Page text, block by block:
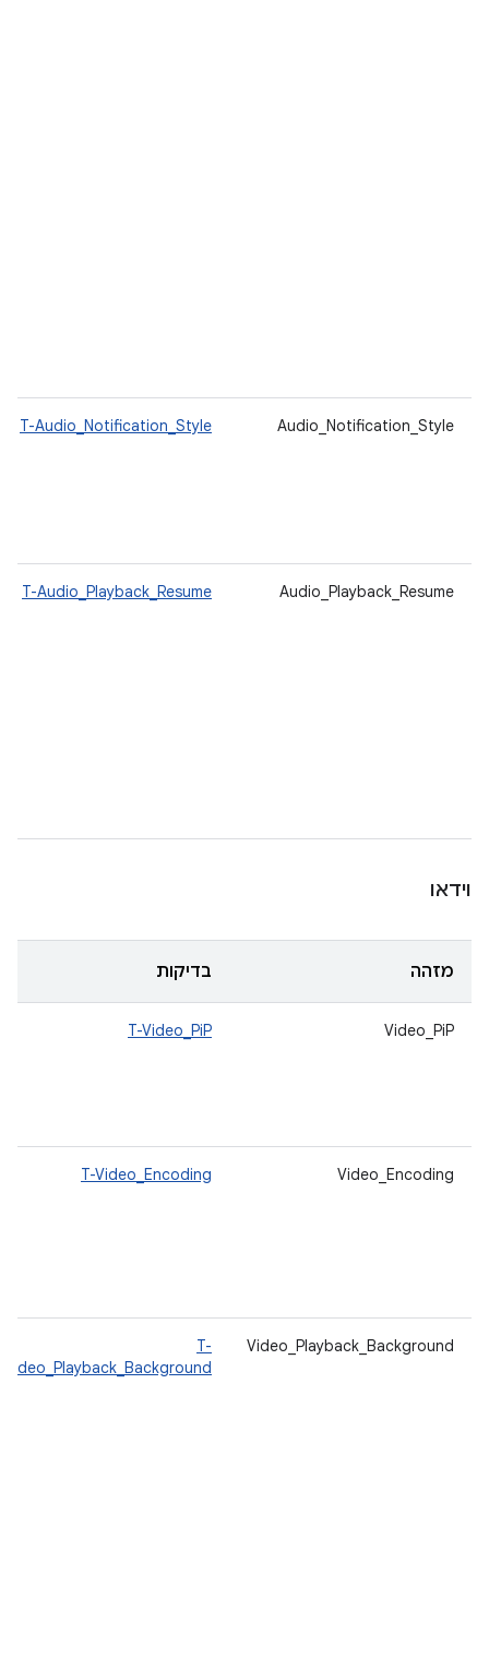
Audio_Notification_Style
T-Audio_Notification_Style
Audio_Playback_Resume
T-Audio_Playback_Resume
וידאו
מזהה בדיקות
Video_PiP
T-Video_PiP
Video_Encoding
T-Video_Encoding
Video_Playback_Background
T-
Video_Playback_Background